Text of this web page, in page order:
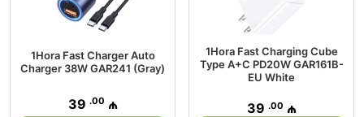
1Hora Fast Charger Auto
Charger 38W GAR241 (Gray)
39 .00 ₼
1Hora Fast Charging Cube
Type A+C PD20W GAR161B-
EU White
39 .00 ₼